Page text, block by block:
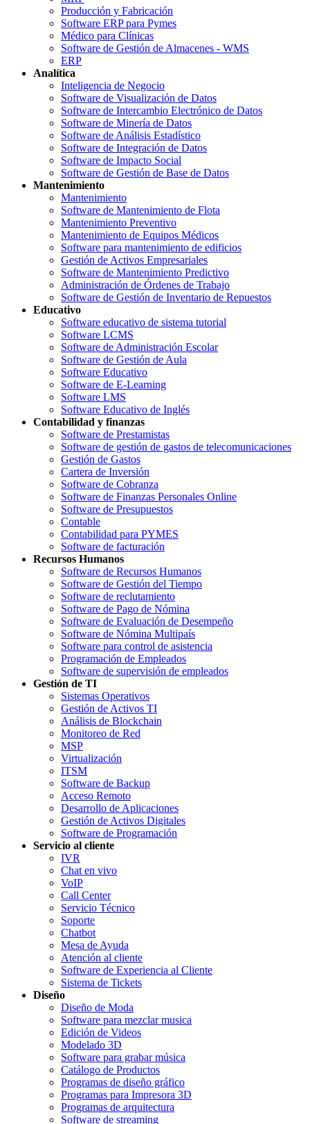
Producción y Fabricación
Software ERP para Pymes
Médico para Clínicas
Software de Gestión de Almacenes - WMS
ERP
Analítica
Inteligencia de Negocio
Software de Visualización de Datos
Software de Intercambio Electrónico de Datos
Software de Minería de Datos
Software de Análisis Estadístico
Software de Integración de Datos
Software de Impacto Social
Software de Gestión de Base de Datos
Mantenimiento
Mantenimiento
Software de Mantenimiento de Flota
Mantenimiento Preventivo
Mantenimiento de Equipos Médicos
Software para mantenimiento de edificios
Gestión de Activos Empresariales
Software de Mantenimiento Predictivo
Administración de Órdenes de Trabajo
Software de Gestión de Inventario de Repuestos
Educativo
Software educativo de sistema tutorial
Software LCMS
Software de Administración Escolar
Software de Gestión de Aula
Software Educativo
Software de E-Learning
Software LMS
Software Educativo de Inglés
Contabilidad y finanzas
Software de Prestamistas
Software de gestión de gastos de telecomunicaciones
Gestión de Gastos
Cartera de Inversión
Software de Cobranza
Software de Finanzas Personales Online
Software de Presupuestos
Contable
Contabilidad para PYMES
Software de facturación
Recursos Humanos
Software de Recursos Humanos
Software de Gestión del Tiempo
Software de reclutamiento
Software de Pago de Nómina
Software de Evaluación de Desempeño
Software de Nómina Multipaís
Software para control de asistencia
Programación de Empleados
Software de supervisión de empleados
Gestión de TI
Sistemas Operativos
Gestión de Activos TI
Análisis de Blockchain
Monitoreo de Red
MSP
Virtualización
ITSM
Software de Backup
Acceso Remoto
Desarrollo de Aplicaciones
Gestión de Activos Digitales
Software de Programación
Servicio al cliente
IVR
Chat en vivo
VoIP
Call Center
Servicio Técnico
Soporte
Chatbot
Mesa de Ayuda
Atención al cliente
Software de Experiencia al Cliente
Sistema de Tickets
Diseño
Diseño de Moda
Software para mezclar musica
Edición de Videos
Modelado 3D
Software para grabar música
Catálogo de Productos
Programas de diseño gráfico
Programas para Impresora 3D
Programas de arquitectura
Software de streaming